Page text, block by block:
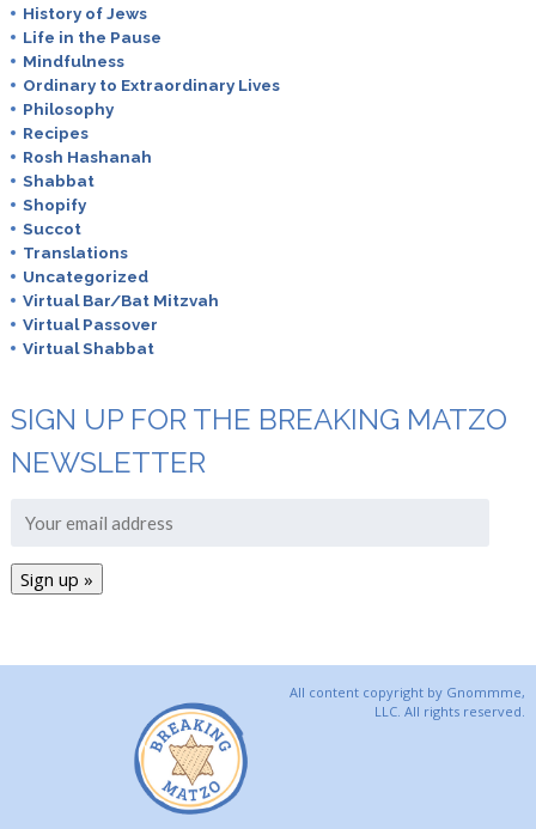
History of Jews
Life in the Pause
Mindfulness
Ordinary to Extraordinary Lives
Philosophy
Recipes
Rosh Hashanah
Shabbat
Shopify
Succot
Translations
Uncategorized
Virtual Bar/Bat Mitzvah
Virtual Passover
Virtual Shabbat
SIGN UP FOR THE BREAKING MATZO
NEWSLETTER
All content copyright by Gnommme,
LLC. All rights reserved.